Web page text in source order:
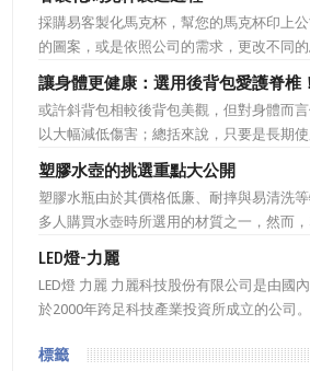
理念，提供專業、負責、安全、便捷及熱忱
質。多樣式的服務項目滿足您全球化擴展
依客戶之需求提...
採購易客製化馬克杯，幫您的馬克杯印上
的圖案，或是依照公司的需求，更改不同
管是馬克杯是高矮胖瘦，採購易都能為您客
作一款獨一無二的樣式，但是製作一個馬克
的時間呢？相信您看完採購易介紹後，內
想去手拉坏體驗館...
讓身體更健康：選用後背包愛護脊椎！
或許斜背包相較後背包美觀，但對身體而
以大幅減低傷害；總括來說，只要是長期
背包都會對身體造成一定傷害：背包過重或
勢、先天促量的產品設計等因素都有可能造
傷害！ 但若現在開始採用對身體較為輕鬆
拯救身體的脊椎。可將...
塑膠水壺的挑選重點大公開
塑膠水瓶由於其價格低廉、耐摔與易清洗
多人購買水壺時所選用的材質之一，然而
的印象中較容易會有毒素產生，這次，採
於選購塑膠水壺時需要注意的地方。 重點
選擇 這裡的塑膠編號高低不是指耐熱程度
料材質的編號...
LED燈-力麗
LED燈 力麗 力麗科技股份有限公司是由國
於2000年跨足科技產業投資所成立的公司
整合服務、解抉方案、資訊安全、儲存系
標籤